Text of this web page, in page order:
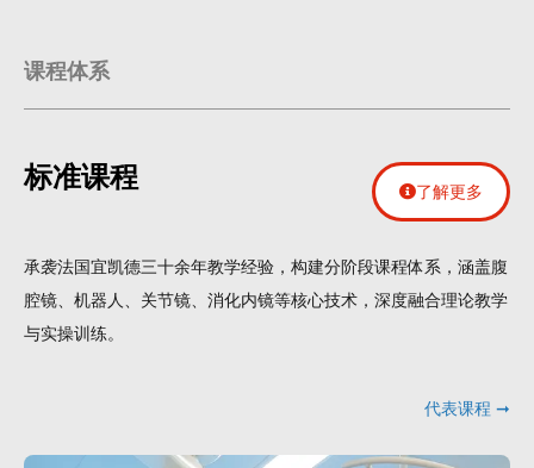
课程体系
标准课程 了解更多
承袭法国宜凯德三十余年教学经验，构建分阶段课程体系，涵盖腹
腔镜、机器人、关节镜、消化内镜等核心技术，深度融合理论教学
与实操训练。
代表课程 ➞